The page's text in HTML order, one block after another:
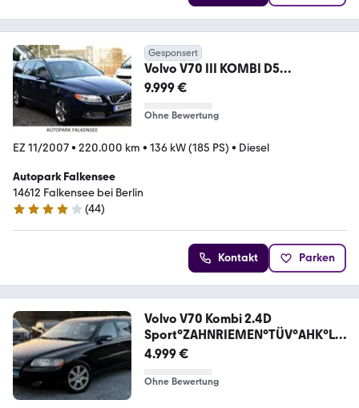
Gesponsert
Volvo V70 III KOMBI D5
SUMMUM+VOLLDER+AUTOMATI
9.999 €
Ohne Bewertung
EZ 11/2007• 220.000 km • 136 kW (185 PS) • Diesel
Autopark Falkensee
14612 Falkensee bei Berlin
4 Sterne
(44)
Kontakt Parken
Volvo V70 Kombi 2.4D
Sport°ZAHNRIEMEN°TÜV°AHK°LE
DER°
4.999 €
Ohne Bewertung